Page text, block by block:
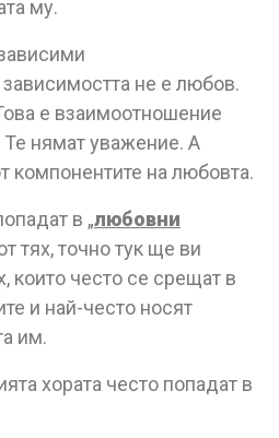
му.
не е любов.
е взаимоотношение
нямат уважение. А
компонентите на любовта.
в „любовни
тях, точно тук ще ви
които често се срещат в
и най-често носят
им.
хората често попадат в